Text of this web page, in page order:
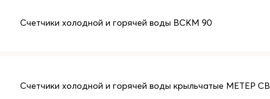
Счетчики холодной и горячей воды ВСКМ 90
Счетчики холодной и горячей воды крыльчатые МЕТЕР СВ